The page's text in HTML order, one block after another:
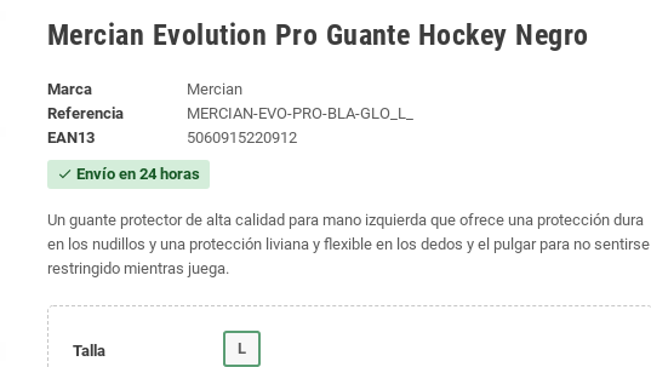
Mercian Evolution Pro Guante Hockey Negro
Marca
Mercian
Referencia
MERCIAN-EVO-PRO-BLA-GLO_L_
EAN13
5060915220912
check Envío en 24 horas
Un guante protector de alta calidad para mano izquierda que ofrece una protección dura
en los nudillos y una protección liviana y flexible en los dedos y el pulgar para no sentirse
restringido mientras juega.
Talla L